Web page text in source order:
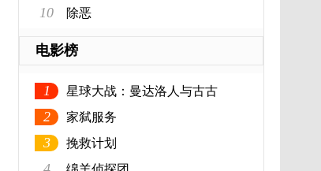
10 除恶
电影榜
1 星球大战：曼达洛人与古古
2 家弑服务
3 挽救计划